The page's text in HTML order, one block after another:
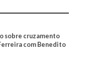
sobre cruzamento
com Benedito